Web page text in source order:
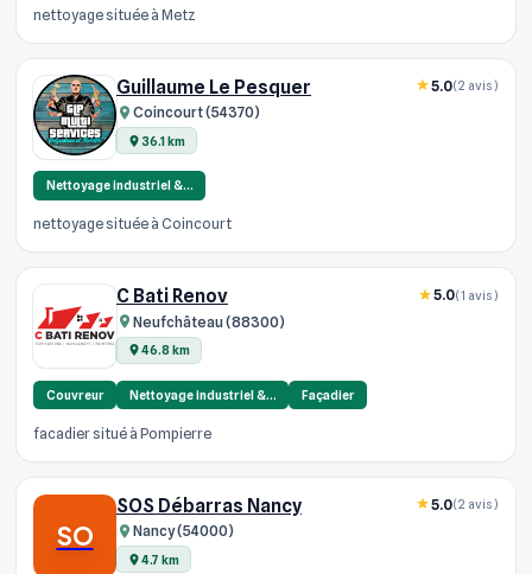
nettoyage située à Metz
Guillaume Le Pesquer
Coincourt (54370)
36.1 km
5.0(2 avis)
Nettoyage industriel &…
nettoyage située à Coincourt
C Bati Renov
Neufchâteau (88300)
46.8 km
5.0(1 avis)
Couvreur Nettoyage industriel &… Façadier
facadier situé à Pompierre
SO
SOS Débarras Nancy
Nancy (54000)
4.7 km
5.0(2 avis)